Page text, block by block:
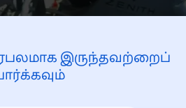
இருந்தவற்றைப்